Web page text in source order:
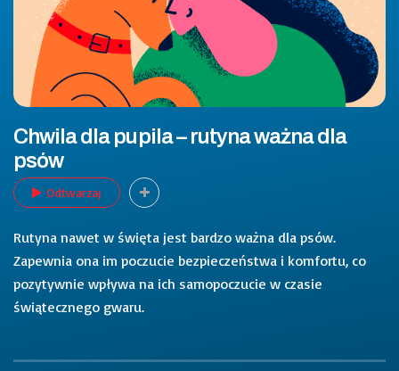
Chwila dla pupila – rutyna ważna dla
psów
Odtwarzaj
Rutyna nawet w święta jest bardzo ważna dla psów.
Zapewnia ona im poczucie bezpieczeństwa i komfortu, co
pozytywnie wpływa na ich samopoczucie w czasie
świątecznego gwaru.